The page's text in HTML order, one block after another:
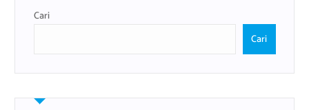
Cari
Cari